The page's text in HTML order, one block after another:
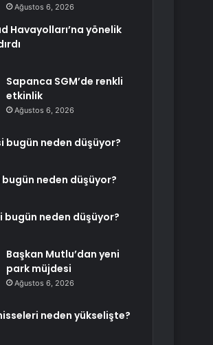
Ağustos 6, 2026
Havayolları’na yönelik
Sapanca SGM’de renkli
etkinlik
Ağustos 6, 2026
bugün neden düşüyor?
neden düşüyor?
bugün neden düşüyor?
Başkan Mutlu’dan yeni
park müjdesi
Ağustos 6, 2026
neden yükselişte?